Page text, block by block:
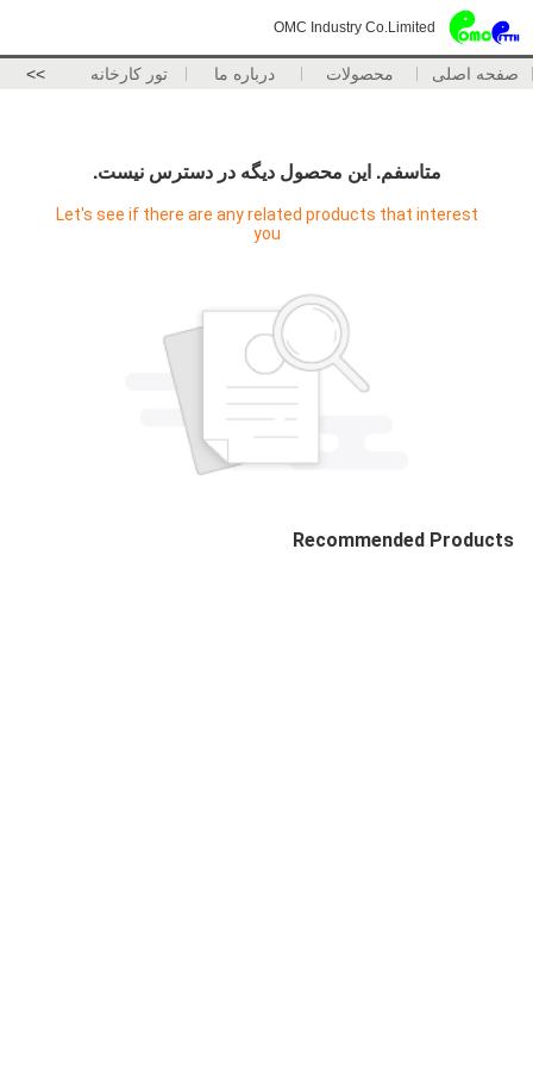
OMC Industry Co.Limited
صفحه اصلی محصولات درباره ما تور کارخانه >>
متاسفم. اين محصول ديگه در دسترس نيست.
Let's see if there are any related products that interest
you
Recommended Products